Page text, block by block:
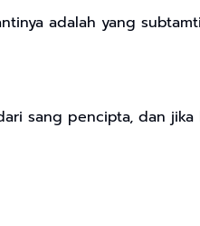
adalah yang
sang pencipta, dan